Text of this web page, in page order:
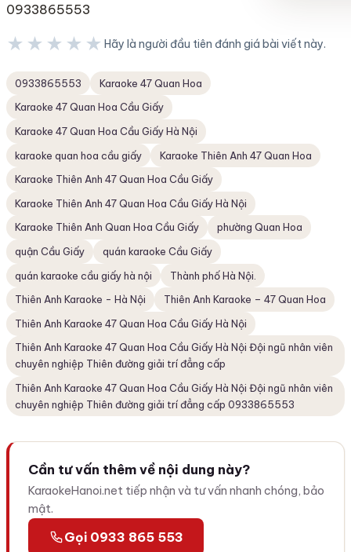
0933865553
★★★★★ Hãy là người đầu tiên đánh giá bài viết này.
0933865553
Karaoke 47 Quan Hoa
Karaoke 47 Quan Hoa Cầu Giấy
Karaoke 47 Quan Hoa Cầu Giấy Hà Nội
karaoke quan hoa cầu giấy
Karaoke Thiên Anh 47 Quan Hoa
Karaoke Thiên Anh 47 Quan Hoa Cầu Giấy
Karaoke Thiên Anh 47 Quan Hoa Cầu Giấy Hà Nội
Karaoke Thiên Anh Quan Hoa Cầu Giấy
phường Quan Hoa
quận Cầu Giấy
quán karaoke Cầu Giấy
quán karaoke cầu giấy hà nội
Thành phố Hà Nội.
Thiên Anh Karaoke - Hà Nội
Thiên Anh Karaoke – 47 Quan Hoa
Thiên Anh Karaoke 47 Quan Hoa Cầu Giấy Hà Nội
Thiên Anh Karaoke 47 Quan Hoa Cầu Giấy Hà Nội Đội ngũ nhân viên
chuyên nghiệp Thiên đường giải trí đẳng cấp
Thiên Anh Karaoke 47 Quan Hoa Cầu Giấy Hà Nội Đội ngũ nhân viên
chuyên nghiệp Thiên đường giải trí đẳng cấp 0933865553
Cần tư vấn thêm về nội dung này?
KaraokeHanoi.net tiếp nhận và tư vấn nhanh chóng, bảo
mật.
Gọi 0933 865 553